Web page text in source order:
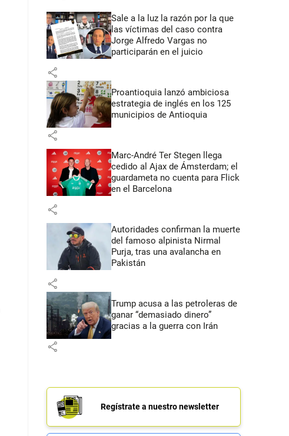
Sale a la luz la razón por la que
las víctimas del caso contra
Jorge Alfredo Vargas no
participarán en el juicio
share
Proantioquia lanzó ambiciosa
estrategia de inglés en los 125
municipios de Antioquia
share
Marc-André Ter Stegen llega
cedido al Ajax de Ámsterdam; el
guardameta no cuenta para Flick
en el Barcelona
share
Autoridades confirman la muerte
del famoso alpinista Nirmal
Purja, tras una avalancha en
Pakistán
share
Trump acusa a las petroleras de
ganar “demasiado dinero”
gracias a la guerra con Irán
share
Regístrate a nuestro newsletter